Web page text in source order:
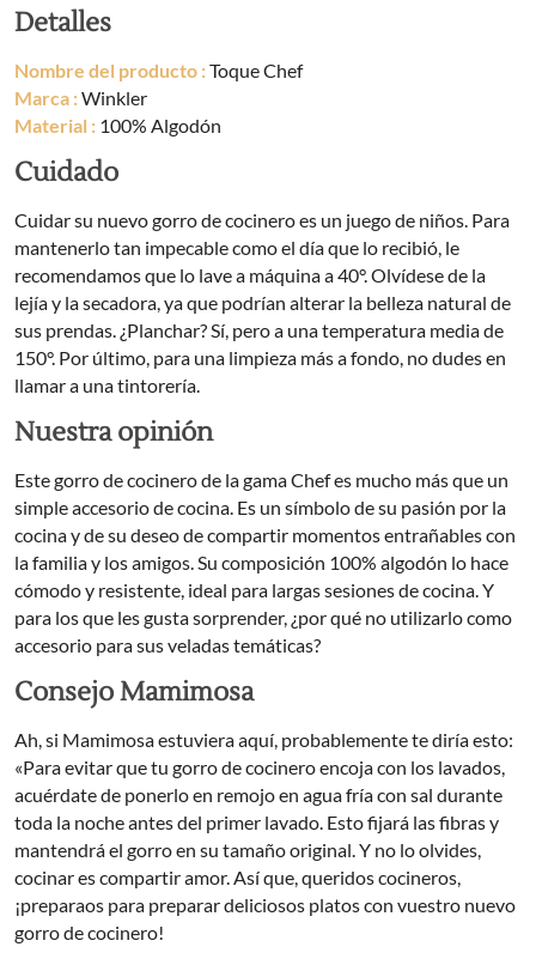
Detalles
Nombre del producto :Toque Chef
Marca :Winkler
Material : 100% Algodón
Cuidado
Cuidar su nuevo gorro de cocinero es un juego de niños. Para
mantenerlo tan impecable como el día que lo recibió, le
recomendamos que lo lave a máquina a 40°. Olvídese de la
lejía y la secadora, ya que podrían alterar la belleza natural de
sus prendas. ¿Planchar? Sí, pero a una temperatura media de
150°. Por último, para una limpieza más a fondo, no dudes en
llamar a una tintorería.
Nuestra opinión
Este gorro de cocinero de la gama Chef es mucho más que un
simple accesorio de cocina. Es un símbolo de su pasión por la
cocina y de su deseo de compartir momentos entrañables con
la familia y los amigos. Su composición 100% algodón lo hace
cómodo y resistente, ideal para largas sesiones de cocina. Y
para los que les gusta sorprender, ¿por qué no utilizarlo como
accesorio para sus veladas temáticas?
Consejo Mamimosa
Ah, si Mamimosa estuviera aquí, probablemente te diría esto:
«Para evitar que tu gorro de cocinero encoja con los lavados,
acuérdate de ponerlo en remojo en agua fría con sal durante
toda la noche antes del primer lavado. Esto fijará las fibras y
mantendrá el gorro en su tamaño original. Y no lo olvides,
cocinar es compartir amor. Así que, queridos cocineros,
¡preparaos para preparar deliciosos platos con vuestro nuevo
gorro de cocinero!